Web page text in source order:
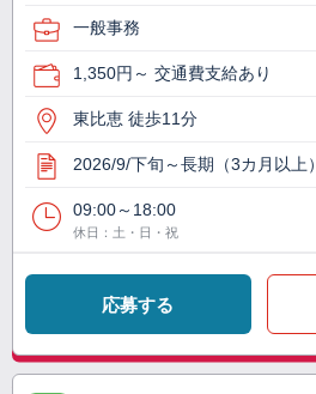
一般事務
1,350円～ 交通費支給あり
東比恵 徒歩11分
2026/9/下旬～長期（3カ月以上）
09:00～18:00
休日：土・日・祝
応募する